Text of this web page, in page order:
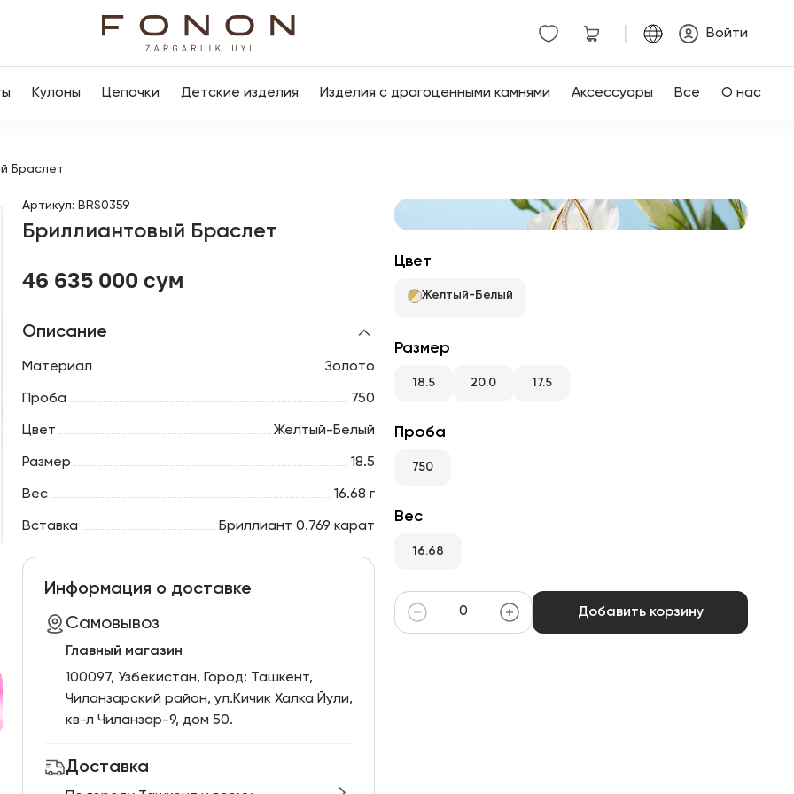
Войти
Кулоны Цепочки Детские изделия Изделия с драгоценными камнями Аксессуары Все О нас
Браслет
Артикул: BRS0359
Бриллиантовый Браслет
46 635 000 сум
Описание
Материал Золото
Проба 750
Цвет Желтый-Белый
Размер 18.5
Вес 16.68 г
Вставка Бриллиант 0.769 карат
Информация о доставке
Самовывоз
Главный магазин
100097, Узбекистан, Город: Ташкент,
Чиланзарский pайон, ул.Кичик Халка Йули,
кв-л Чиланзар-9, дом 50.
Доставка
Цвет
Желтый-Белый
Размер
18.5 20.0 17.5
Проба
750
Вес
16.68
Добавить корзину